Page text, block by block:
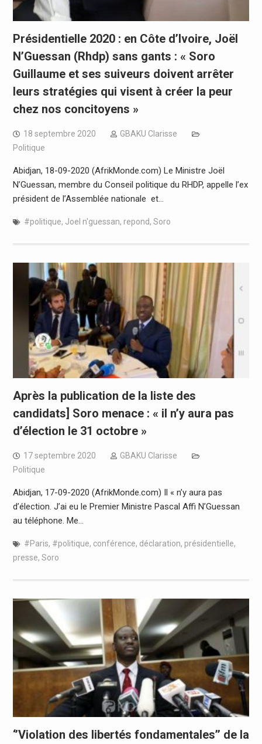
Présidentielle 2020 : en Côte d’Ivoire, Joël
N’Guessan (Rhdp) sans gants : « Soro
Guillaume et ses suiveurs doivent arrêter
leurs stratégies qui visent à créer la peur
chez nos concitoyens »
18 septembre 2020
GBAKU Clarisse
Politique
Abidjan, 18-09-2020 (AfrikMonde.com) Le Ministre Joël
N’Guessan, membre du Conseil politique du RHDP, appelle l’ex
président de l’Assemblée nationale et…
#politique, Joel n'guessan, repond, Soro
Après la publication de la liste des
candidats] Soro menace : « il n’y aura pas
d’élection le 31 octobre »
17 septembre 2020
GBAKU Clarisse
Politique
Abidjan, 17-09-2020 (AfrikMonde.com) Il « n’y aura pas
d’élection. J’ai eu le Premier Ministre Pascal Affi N’Guessan
au téléphone. Me…
#Paris, #politique, conférence, déclaration, présidentielle,
presse, Soro
‘’Violation des libertés fondamentales’’ de la